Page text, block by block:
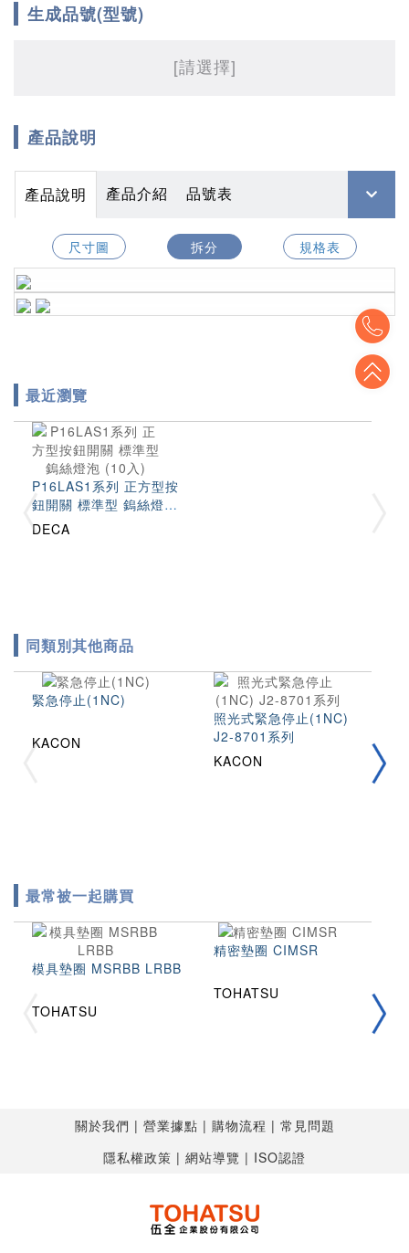
生成品號(型號)
[請選擇]
產品說明
產品說明 產品介紹 品號表
尺寸圖 拆分 規格表
最近瀏覽
P16LAS1系列 正方型按
鈕開關 標準型 鎢絲燈泡
(10入)
DECA
同類別其他商品
緊急停止(1NC)
KACON
照光式緊急停止(1NC)
J2-8701系列
KACON
最常被一起購買
模具墊圈 MSRBB LRBB
TOHATSU
精密墊圈 CIMSR
TOHATSU
關於我們 營業據點 購物流程
常見問題
隱私權政策
網站導覽 ISO認證